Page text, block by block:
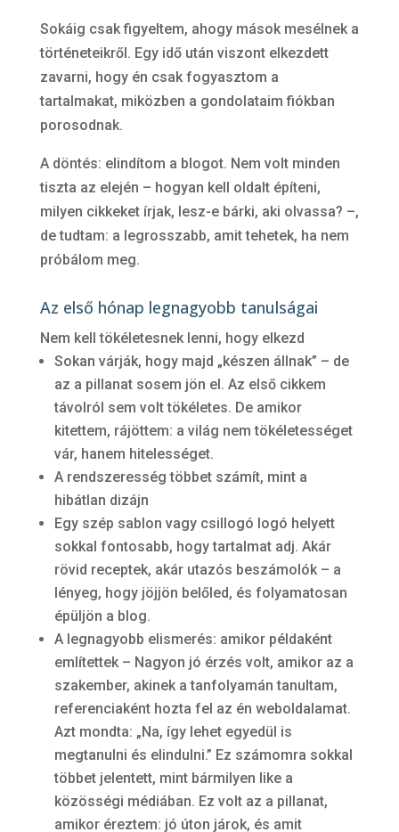
Sokáig csak figyeltem, ahogy mások mesélnek a
történeteikről. Egy idő után viszont elkezdett
zavarni, hogy én csak fogyasztom a
tartalmakat, miközben a gondolataim fiókban
porosodnak.
A döntés: elindítom a blogot. Nem volt minden
tiszta az elején – hogyan kell oldalt építeni,
milyen cikkeket írjak, lesz-e bárki, aki olvassa? –,
de tudtam: a legrosszabb, amit tehetek, ha nem
próbálom meg.
Az első hónap legnagyobb tanulságai
Nem kell tökéletesnek lenni, hogy elkezd
Sokan várják, hogy majd „készen állnak” – de
az a pillanat sosem jön el. Az első cikkem
távolról sem volt tökéletes. De amikor
kitettem, rájöttem: a világ nem tökéletességet
vár, hanem hitelességet.
A rendszeresség többet számít, mint a
hibátlan dizájn
Egy szép sablon vagy csillogó logó helyett
sokkal fontosabb, hogy tartalmat adj. Akár
rövid receptek, akár utazós beszámolók – a
lényeg, hogy jöjjön belőled, és folyamatosan
épüljön a blog.
A legnagyobb elismerés: amikor példaként
említettek – Nagyon jó érzés volt, amikor az a
szakember, akinek a tanfolyamán tanultam,
referenciaként hozta fel az én weboldalamat.
Azt mondta: „Na, így lehet egyedül is
megtanulni és elindulni.” Ez számomra sokkal
többet jelentett, mint bármilyen like a
közösségi médiában. Ez volt az a pillanat,
amikor éreztem: jó úton járok, és amit